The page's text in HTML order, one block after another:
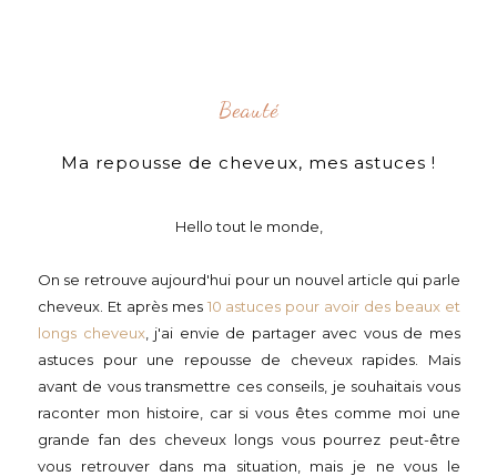
Beauté
Ma repousse de cheveux, mes astuces !
Hello tout le monde,
On se retrouve aujourd'hui pour un nouvel article qui parle
cheveux. Et après mes 10 astuces pour avoir des beaux et
longs cheveux, j'ai envie de partager avec vous de mes
astuces pour une repousse de cheveux rapides. Mais
avant de vous transmettre ces conseils, je souhaitais vous
raconter mon histoire, car si vous êtes comme moi une
grande fan des cheveux longs vous pourrez peut-être
vous retrouver dans ma situation, mais je ne vous le